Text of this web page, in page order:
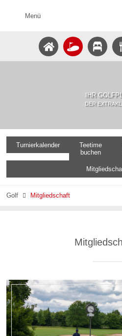
Menü
IHR
DER
Turnierkalender
Teetime
buchen
Golf  Mitgliedschaft